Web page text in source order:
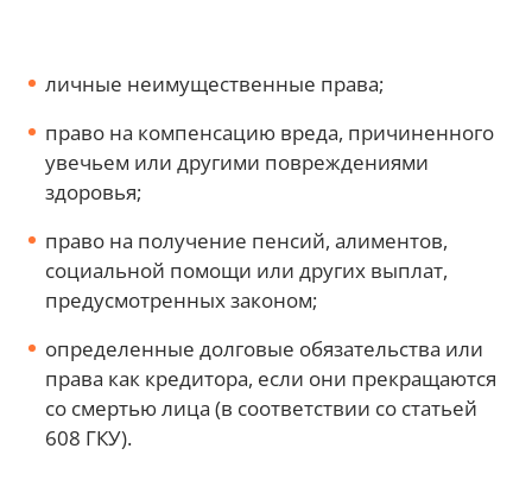
личные неимущественные права;
право на компенсацию вреда, причиненного
увечьем или другими повреждениями
здоровья;
право на получение пенсий, алиментов,
социальной помощи или других выплат,
предусмотренных законом;
определенные долговые обязательства или
права как кредитора, если они прекращаются
со смертью лица (в соответствии со статьей
608 ГКУ).